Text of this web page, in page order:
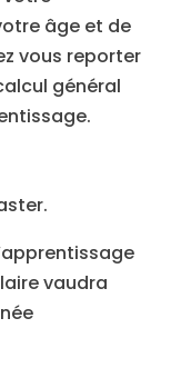
âge et de
vous reporter
général
vaudra